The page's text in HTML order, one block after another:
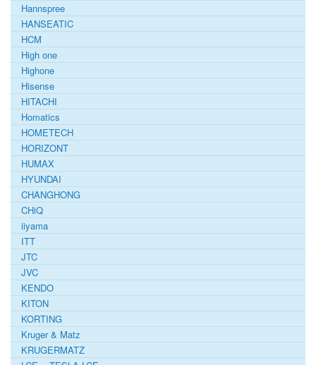
Hannspree
HANSEATIC
HCM
High one
Highone
Hisense
HITACHI
Homatics
HOMETECH
HORIZONT
HUMAX
HYUNDAI
CHANGHONG
CHiQ
iiyama
ITT
JTC
JVC
KENDO
KITON
KORTING
Kruger & Matz
KRUGERMATZ